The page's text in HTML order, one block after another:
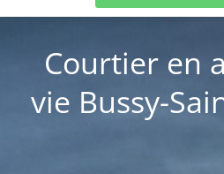
Courtier en
vie Bussy-